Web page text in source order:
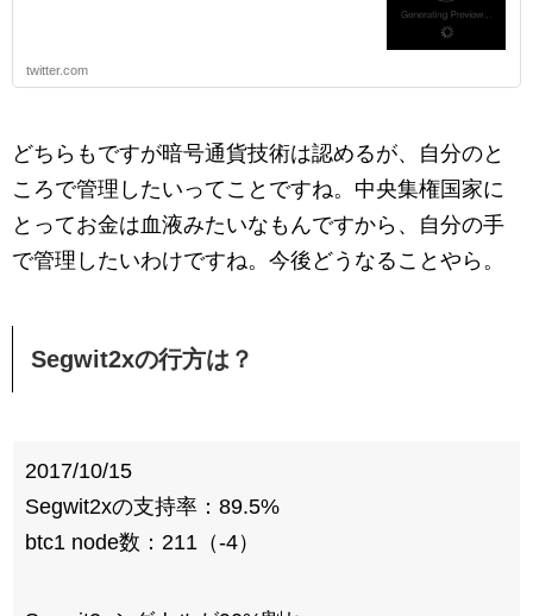
twitter.com
どちらもですが暗号通貨技術は認めるが、自分のと
ころで管理したいってことですね。中央集権国家に
とってお金は血液みたいなもんですから、自分の手
で管理したいわけですね。今後どうなることやら。
Segwit2xの行方は？
2017/10/15
Segwit2xの支持率：89.5%
btc1 node数：211（-4）